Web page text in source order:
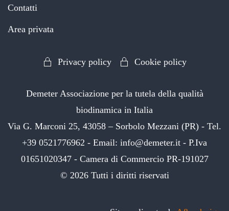
Contatti
Area privata
Privacy policy Cookie policy
Demeter Associazione per la tutela della qualità
biodinamica in Italia
Via G. Marconi 25, 43058 – Sorbolo Mezzani (PR) - Tel.
+39 0521776962 - Email: info@demeter.it - P.Iva
01651020347 - Camera di Commercio PR-191027
© 2026Tutti i diritti riservati